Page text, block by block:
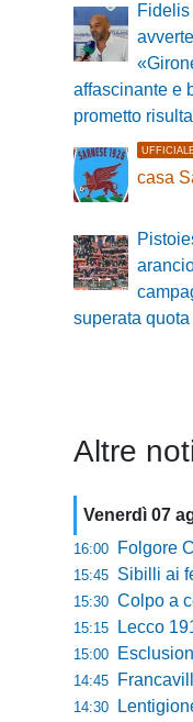
affascinante e
prometto
casa
superata
Altre
Venerdì 07
16:00 Folgore
15:45 Sibilli ai
15:30 Colpo a
15:15 Lecco 1912,
15:00 Esclusione del
14:45 Francavilla PZ,
14:30 Lentigione,